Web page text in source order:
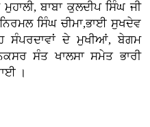
ਬਾਬਾ ਕੁਲਦੀਪ ਸਿੰਘ ਜੀ
ਸਿੰਘ ਚੀਮਾ,ਭਾਈ ਸੁਖਦੇਵ
ਸੰਪਰਦਾਵਾਂ ਦੇ ਮੁਖੀਆਂ, ਬੇਗਮ
ਸੰਤ ਖਾਲਸਾ ਸਮੇਤ ਭਾਰੀ
।